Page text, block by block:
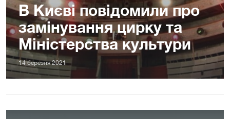
В Києві повідомили про
замінування цирку та
Міністерства культури
14 березня 2021